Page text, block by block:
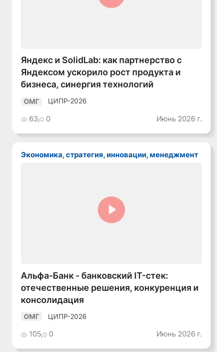
Яндекс и SolidLab: как партнерство с
Яндексом ускорило рост продукта и
бизнеса, синергия технологий
ОМГ ЦИПР-2026
63 0 Июнь 2026 г.
Экономика, стратегия, инновации, менеджмент
Альфа-Банк - банковский IT-стек:
отечественные решения, конкуренция и
консолидация
ОМГ ЦИПР-2026
105 0 Июнь 2026 г.